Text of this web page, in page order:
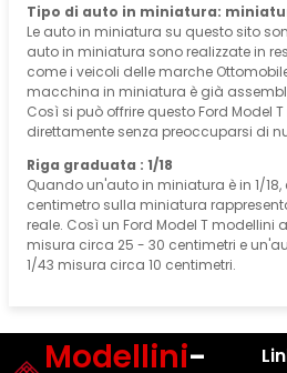
Tipo di auto in miniatura:
Le auto in miniatura su questo sito
auto in miniatura sono realizzate in
come i veicoli delle marche
macchina in miniatura è già
Così si può offrire questo Ford Model
direttamente senza preoccuparsi di
Riga graduata : 1/18
Quando un'auto in miniatura è in 1/18,
centimetro sulla miniatura
reale. Così un Ford Model T
misura circa 25 - 30 centimetri e
1/43 misura circa 10 centimetri.
Modellini-